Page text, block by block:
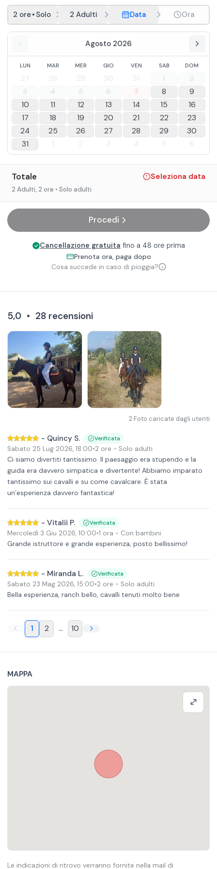
2 ore• Solo adulti2 Adulti Data Ora
Agosto 2026
LUN MAR MER GIO VEN SAB DOM
27 28 29 30 31 1
2
3
4 5 6 7 8
9
10
11 12 13 14 15
16
17
18 19 20 21 22
23
24
25 26 27 28 29
30
31
1 2 3 4 5 6
Totale Seleziona data
2 Adulti, 2 ore • Solo adulti
Procedi
Cancellazione gratuita fino a 48 ore prima
Prenota ora, paga dopo
Cosa succede in caso di pioggia?
5,0 • 28 recensioni
2 Foto caricate dagli utenti
- Quincy S. Verificata
Sabato 25 Lug 2026, 18:00•2 ore - Solo adulti
Ci siamo divertiti tantissimo. Il paesaggio era stupendo e la
guida era davvero simpatica e divertente! Abbiamo imparato
tantissimo sui cavalli e su come cavalcare. È stata
un’esperienza davvero fantastica!
- Vitalii P. Verificata
Mercoledì 3 Giu 2026, 10:00•1 ora - Con bambini
Grande istruttore e grande esperienza, posto bellissimo!
- Miranda L. Verificata
Sabato 23 Mag 2026, 15:00•2 ore - Solo adulti
Bella esperienza, ranch bello, cavalli tenuti molto bene
1 2 ... 10
MAPPA
Le indicazioni di ritrovo verranno fornite nella mail di